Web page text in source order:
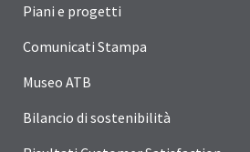
Piani e progetti
Comunicati Stampa
Museo ATB
Bilancio di sostenibilità